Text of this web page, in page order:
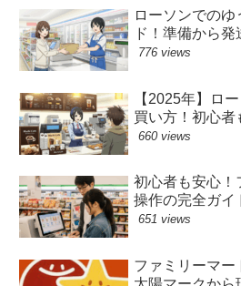
ローソンでのゆ
ド！準備から
776 views
【2025年】ロ
買い方！初心者
660 views
初心者も安心！
操作の完全ガイ
651 views
ファミリーマー